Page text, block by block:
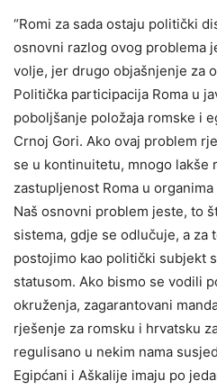
“Romi za sada ostaju politički
osnovni razlog ovog problema
volje, jer drugo objašnjenje za
Politička participacija Roma u
poboljšanje položaja romske i
Crnoj Gori. Ako ovaj problem
se u kontinuitetu, mnogo lakše
zastupljenost Roma u
Naš osnovni problem jeste, to
sistema, gdje se odlučuje, a za
postojimo kao politički subjekt
statusom. Ako bismo se vodili
okruženja, zagarantovani
rješenje za romsku i hrvatsku
regulisano u nekim nama
Egipćani i Aškalije imaju po